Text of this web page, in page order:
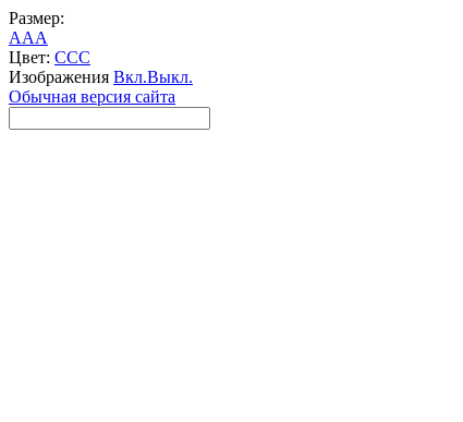
Размер:
AAA
Цвет: CCC
Изображения Вкл.Выкл.
Обычная версия сайта